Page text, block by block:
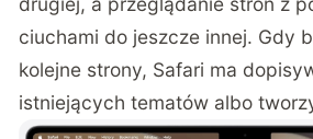
ciuchami do jeszcze innej. Gdy
kolejne strony, Safari ma
istniejących tematów albo